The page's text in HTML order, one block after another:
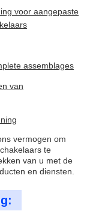
voor aangepaste
assemblages
van
vermogen om
te
van u met de
en diensten.